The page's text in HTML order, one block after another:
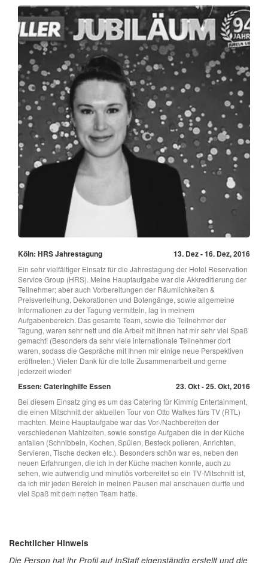
Köln: HRS Jahrestagung 13. Dez - 16. Dez, 2016
Ein sehr vielfältiger Einsatz für die Jahrestagung der Hotel Reservation
Service Group (HRS). Meine Hauptaufgabe war die Akkreditierung der
Teilnehmer; aber auch Vorbereitungen der Räumlichkeiten &
Preisverleihung, Dekorationen und Botengänge, sowie allgemeine
Informationen zu der Tagung vermitteln, lag in meinem
Aufgabenbereich. Das gesamte Team, sowie die Teilnehmer der
Tagung, waren sehr nett und die Arbeit mit ihnen hat mir sehr viel Spaß
gemacht! (Besonders da sehr viele internationale Teilnehmer dort
waren, sodass die Gespräche mit Ihnen mir einige neue Perspektiven
eröffneten.) Vielen Dank für die tolle Zusammenarbeit und gerne
jederzeit wieder!
Essen: Cateringhilfe Essen 23. Okt - 25. Okt, 2016
Bei diesem Einsatz ging es um das Catering für Kimmig Entertainment,
die einen Mitschnitt der aktuellen Tour von Otto Walkes fürs TV (RTL)
machten. Meine Hauptaufgabe war das Vor-/Nachbereiten der
verschiedenen Mahlzeiten, sowie sonstige Aufgaben die in der Küche
anfallen (Schnibbeln, Kochen, Spülen, Besteck polieren, Anrichten,
Servieren, Tische decken etc.). Besonders schön war es, neben den
neuen Erfahrungen, die ich in der Küche machen konnte, auch zu
sehen, wie aufwendig und minutiös vorbereitet so ein TV-Mitschnitt ist,
da ich mir jeden Bereich in meinen Pausen mal anschauen durfte und
viel Spaß mit dem netten Team hatte.
Rechtlicher Hinweis
Die Person hat ihr Profil auf InStaff eigenständig erstellt und die